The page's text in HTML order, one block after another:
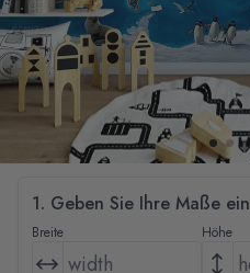
1. Geben Sie Ihre Maße ein
Breite Höhe